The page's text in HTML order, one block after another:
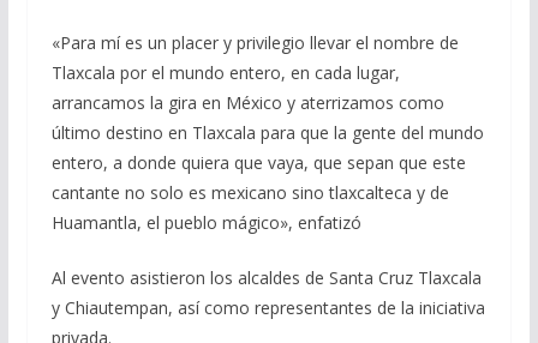
«Para mí es un placer y privilegio llevar el nombre de
Tlaxcala por el mundo entero, en cada lugar,
arrancamos la gira en México y aterrizamos como
último destino en Tlaxcala para que la gente del mundo
entero, a donde quiera que vaya, que sepan que este
cantante no solo es mexicano sino tlaxcalteca y de
Huamantla, el pueblo mágico», enfatizó
Al evento asistieron los alcaldes de Santa Cruz Tlaxcala
y Chiautempan, así como representantes de la iniciativa
privada.